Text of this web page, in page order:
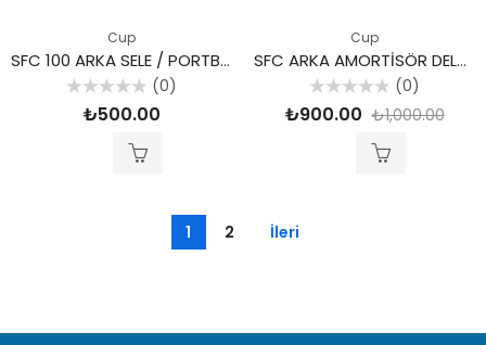
Cup
SFC 100 ARKA SELE / PORTBAGAJ DELTAFORCE
üzerinden
(0)
₺500.00
Cup
SFC ARKA AMORTİSÖR DELTAFORCE
5
üzerinden
(0)
₺900.00 ₺1,000.00
1 2 İleri